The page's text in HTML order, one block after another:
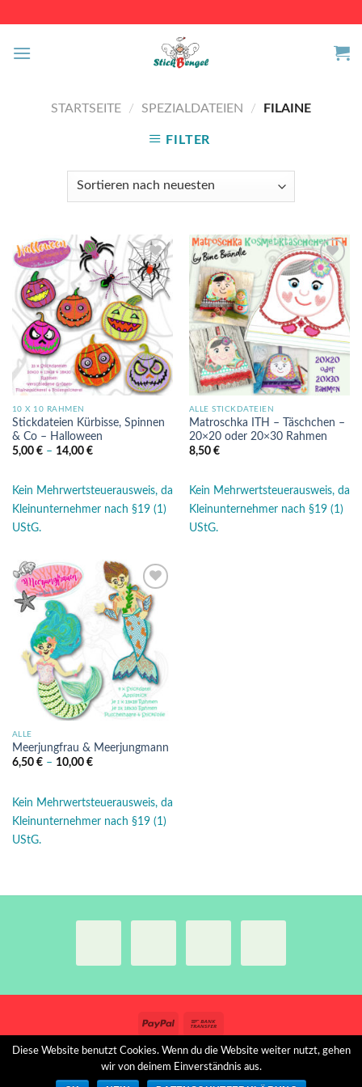
content
STARTSEITE / SPEZIALDATEIEN / FILAINE
FILTER
Auf die
Wunschliste
10 X 10 RAHMEN
Stickdateien Kürbisse, Spinnen
& Co – Halloween
5,00 €– 14,00 €
Kein Mehrwertsteuerausweis, da
Kleinunternehmer nach §19 (1)
UStG.
Auf die
Wunschliste
ALLE STICKDATEIEN
Matroschka ITH – Täschchen –
20×20 oder 20×30 Rahmen
8,50 €
Kein Mehrwertsteuerausweis, da
Kleinunternehmer nach §19 (1)
UStG.
Auf die
Wunschliste
ALLE
Meerjungfrau & Meerjungmann
6,50 €– 10,00 €
Kein Mehrwertsteuerausweis, da
Kleinunternehmer nach §19 (1)
UStG.
VERSANDBEDINGUNGEN WIDERRUFSRECHT
AGB
IMPRESSUM
DATENSCHUTZERKLÄRUNG
Diese Website benutzt Cookies. Wenn du die Website weiter nutzt, gehen
wir von deinem Einverständnis aus.